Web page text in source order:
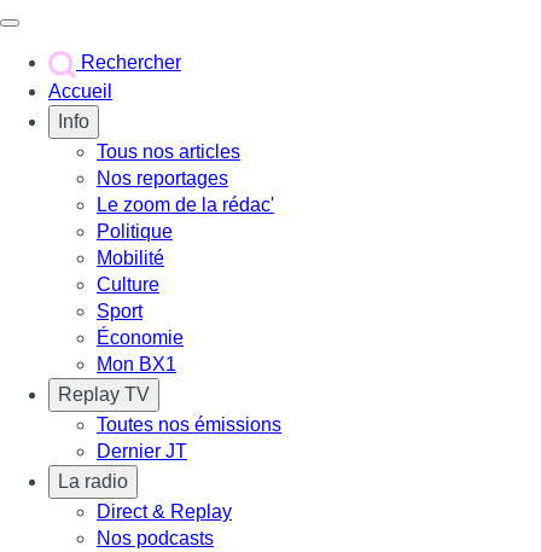
Rechercher
Accueil
Info
Tous nos articles
Nos reportages
Le zoom de la rédac'
Politique
Mobilité
Culture
Sport
Économie
Mon BX1
Replay TV
Toutes nos émissions
Dernier JT
La radio
Direct & Replay
Nos podcasts